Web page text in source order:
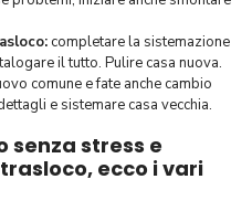
completare la sistemazione
il tutto. Pulire casa nuova.
comune e fate anche cambio
e sistemare casa vecchia.
senza stress e
ecco i vari